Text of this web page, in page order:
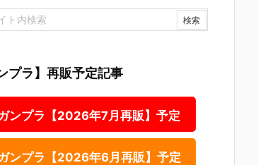
プラ】再販予定記事
ンプラ【2026年7月再販】予定
ンプラ【2026年6月再販】予定